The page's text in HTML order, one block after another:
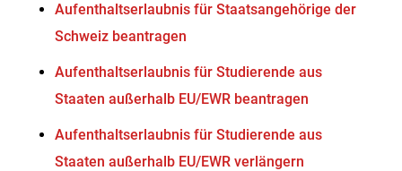
Aufenthaltserlaubnis für Staatsangehörige der
Schweiz beantragen
Aufenthaltserlaubnis für Studierende aus
Staaten außerhalb EU/EWR beantragen
Aufenthaltserlaubnis für Studierende aus
Staaten außerhalb EU/EWR verlängern